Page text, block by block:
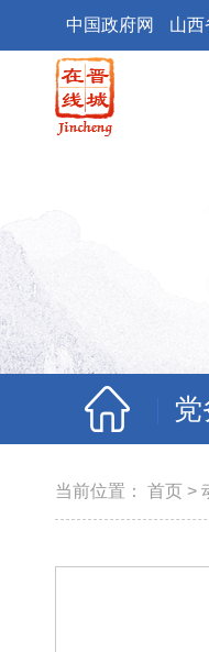
中国政府网 山西
当前位置： 首页 >